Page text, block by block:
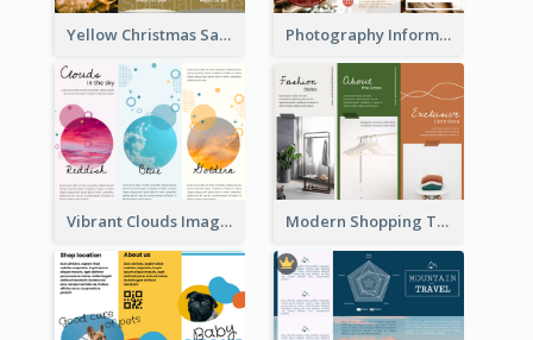
Yellow Christmas Sale Brochure With Images Of Products Photography Informative Christmas Event Brochure
Vibrant Clouds Imagery Tri Fold Brochure Modern Shopping Tri Fold Brochure